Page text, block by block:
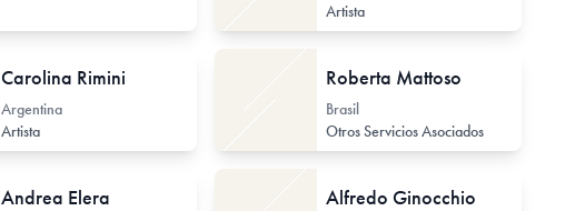
Artista
Carolina Rimini
Argentina
Artista
Roberta Mattoso
Brasil
Otros Servicios Asociados
Andrea Elera Alfredo Ginocchio